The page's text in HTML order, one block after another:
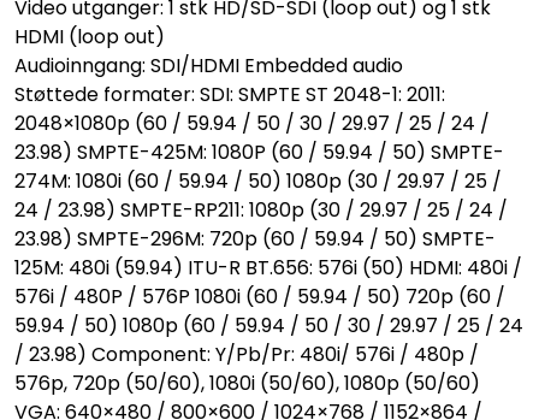
Video utganger: 1 stk HD/SD-SDI (loop out) og 1 stk
HDMI (loop out)
Audioinngang: SDI/HDMI Embedded audio
Støttede formater: SDI: SMPTE ST 2048-1: 2011:
2048×1080p (60 / 59.94 / 50 / 30 / 29.97 / 25 / 24 /
23.98) SMPTE-425M: 1080P (60 / 59.94 / 50) SMPTE-
274M: 1080i (60 / 59.94 / 50) 1080p (30 / 29.97 / 25 /
24 / 23.98) SMPTE-RP211: 1080p (30 / 29.97 / 25 / 24 /
23.98) SMPTE-296M: 720p (60 / 59.94 / 50) SMPTE-
125M: 480i (59.94) ITU-R BT.656: 576i (50) HDMI: 480i /
576i / 480P / 576P 1080i (60 / 59.94 / 50) 720p (60 /
59.94 / 50) 1080p (60 / 59.94 / 50 / 30 / 29.97 / 25 / 24
/ 23.98) Component: Y/Pb/Pr: 480i/ 576i / 480p /
576p, 720p (50/60), 1080i (50/60), 1080p (50/60)
VGA: 640×480 / 800×600 / 1024×768 / 1152×864 /